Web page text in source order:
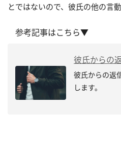
とではないので、彼氏の他の言
参考記事はこちら▼
彼氏からの
彼氏からの返
します。